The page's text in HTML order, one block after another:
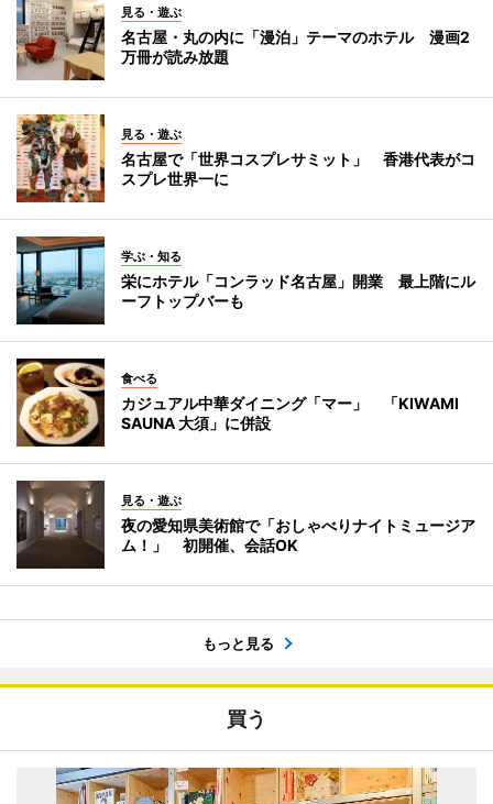
見る・遊ぶ
名古屋・丸の内に「漫泊」テーマのホテル 漫画2
万冊が読み放題
見る・遊ぶ
名古屋で「世界コスプレサミット」 香港代表がコ
スプレ世界一に
学ぶ・知る
栄にホテル「コンラッド名古屋」開業 最上階にル
ーフトップバーも
食べる
カジュアル中華ダイニング「マー」 「KIWAMI
SAUNA 大須」に併設
見る・遊ぶ
夜の愛知県美術館で「おしゃべりナイトミュージア
ム！」 初開催、会話OK
もっと見る
買う